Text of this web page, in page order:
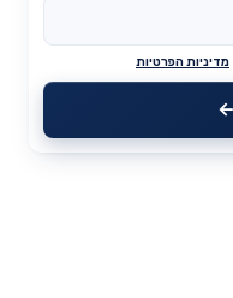
מדיניות הפרטיות